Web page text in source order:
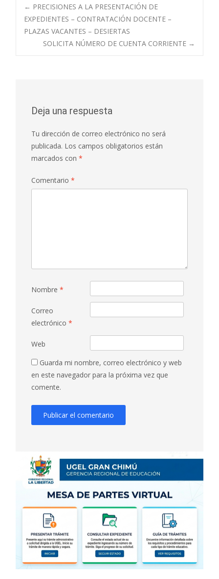
Navegación
de
← PRECISIONES A LA PRESENTACIÓN DE
EXPEDIENTES – CONTRATACIÓN DOCENTE –
PLAZAS VACANTES – DESIERTAS
SOLICITA NÚMERO DE CUENTA CORRIENTE →
Deja una respuesta
Tu dirección de correo electrónico no será
publicada. Los campos obligatorios están
marcados con *
Comentario *
Nombre *
Correo
electrónico *
Web
Guarda mi nombre, correo electrónico y web
en este navegador para la próxima vez que
comente.